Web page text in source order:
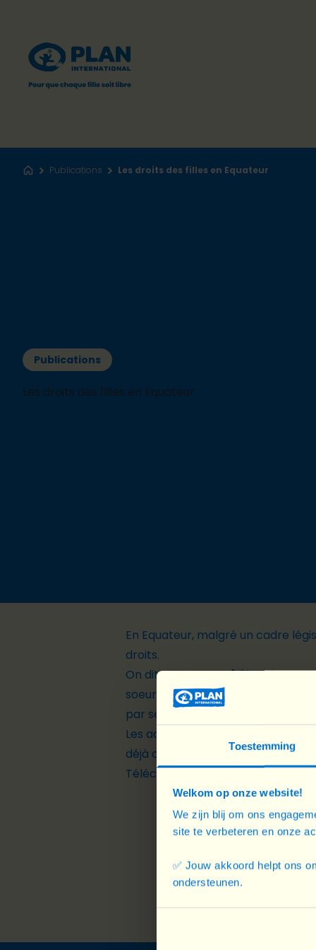
Toestemming
Welkom op onze website!
We zijn blij om ons
site te verbeteren en onze
✅ Jouw akkoord helpt ons
ondersteunen.
AccueilPublications Les droits des filles en Equateur
Publications
Les droits des filles en Equateur
En Equateur, malgré un cadre
droits.
On dit aux garçons "d'être bons
soeurs" ; par conséquent, les
par semaine
Les adolescentes et les jeunes
déjà connu des violences.
Téléchargez ci-dessous le